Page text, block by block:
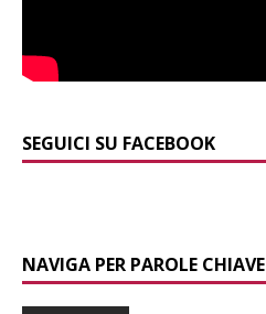
SEGUICI SU FACEBOOK
NAVIGA PER PAROLE CHIAVE